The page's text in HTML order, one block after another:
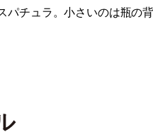
パチュラ。小さいのは瓶の